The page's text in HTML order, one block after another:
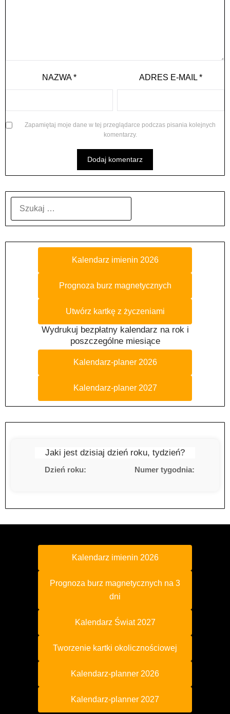
NAZWA* ADRES E-MAIL*
Zapamiętaj moje dane w tej przeglądarce podczas pisania kolejnych
komentarzy.
Kalendarz imienin 2026
Prognoza burz magnetycznych
Utwórz kartkę z życzeniami
Wydrukuj bezpłatny kalendarz na rok i
poszczególne miesiące
Kalendarz-planer 2026
Kalendarz-planer 2027
Jaki jest dzisiaj dzień roku, tydzień?
Dzień roku: Numer tygodnia:
Kalendarz imienin 2026
Prognoza burz magnetycznych na 3
dni
Kalendarz Świat 2027
Tworzenie kartki okolicznościowej
Kalendarz-planner 2026
Kalendarz-planner 2027